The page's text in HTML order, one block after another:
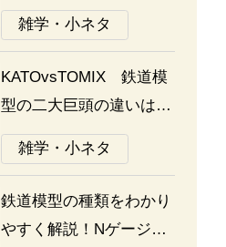
通り方ガイド
雑学・小ネタ
KATOvsTOMIX 鉄道模
型の二大巨頭の違いは何
か？あなたはどっち派？
雑学・小ネタ
鉄道模型の種類をわかり
やすく解説！Nゲージ、